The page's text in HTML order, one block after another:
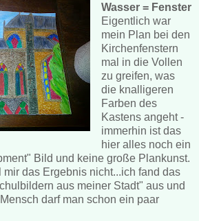
Wasser = Fenster
Eigentlich war
mein Plan bei den
Kirchenfenstern
mal in die Vollen
zu greifen, was
die knalligeren
Farben des
Kastens angeht -
immerhin ist das
hier alles noch ein
Bild und keine große Plankunst.
das Ergebnis nicht...ich fand das
aus meiner Stadt" aus und
darf man schon ein paar